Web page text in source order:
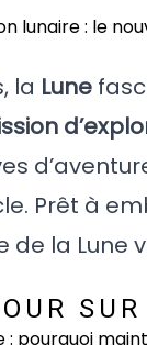
la Lune
Prêt à
la Lune